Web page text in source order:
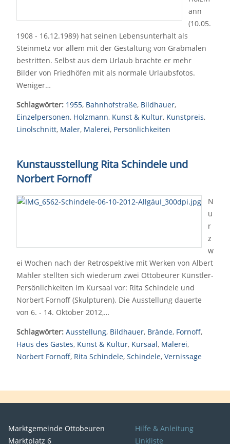
ann
(10.05.
1908 - 16.12.1989) hat seinen Lebensunterhalt als
Steinmetz vor allem mit der Gestaltung von Grabmalen
bestritten. Selbst aus dem Urlaub brachte er mehr
Bilder von Friedhöfen mit als normale Urlaubsfotos.
Weniger…
Schlagwörter: 1955, Bahnhofstraße, Bildhauer,
Einzelpersonen, Holzmann, Kunst & Kultur, Kunstpreis,
Linolschnitt, Maler, Malerei, Persönlichkeiten
Kunstausstellung Rita Schindele und
Norbert Fornoff
N
u
r
z
w
ei Wochen nach der Retrospektive mit Werken von Albert
Mahler stellten sich wiederum zwei Ottobeurer Künstler-
Persönlichkeiten im Kursaal vor: Rita Schindele und
Norbert Fornoff (Skulpturen). Die Ausstellung dauerte
von 6. - 14. Oktober 2012,…
Schlagwörter: Ausstellung, Bildhauer, Brände, Fornoff,
Haus des Gastes, Kunst & Kultur, Kursaal, Malerei,
Norbert Fornoff, Rita Schindele, Schindele, Vernissage
Marktgemeinde Ottobeuren
Marktplatz 6
Hilfe & Anleitung
Linkliste